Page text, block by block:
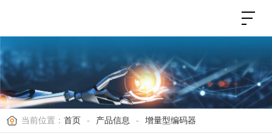
当前位置： 首页 - 产品信息 - 增量型编码器